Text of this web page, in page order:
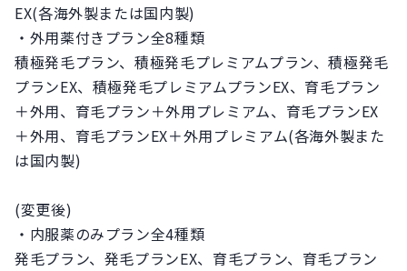
EX(各海外製または国内製)
・外用薬付きプラン全8種類
積極発毛プラン、積極発毛プレミアムプラン、積極発毛
プランEX、積極発毛プレミアムプランEX、育毛プラン
＋外用、育毛プラン＋外用プレミアム、育毛プランEX
＋外用、育毛プランEX＋外用プレミアム(各海外製また
は国内製)
(変更後)
・内服薬のみプラン全4種類
発毛プラン、発毛プランEX、育毛プラン、育毛プラン